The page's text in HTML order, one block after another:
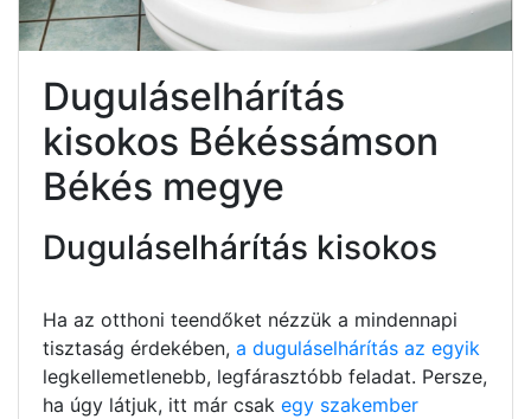
Duguláselhárítás
kisokos Békéssámson
Békés megye
Duguláselhárítás kisokos
Ha az otthoni teendőket nézzük a mindennapi
tisztaság érdekében, a duguláselhárítás az egyik
legkellemetlenebb, legfárasztóbb feladat. Persze,
ha úgy látjuk, itt már csak egy szakember